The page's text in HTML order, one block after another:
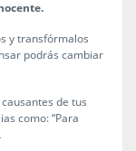
y transfórmalos
podrás cambiar
de tus
como: “Para